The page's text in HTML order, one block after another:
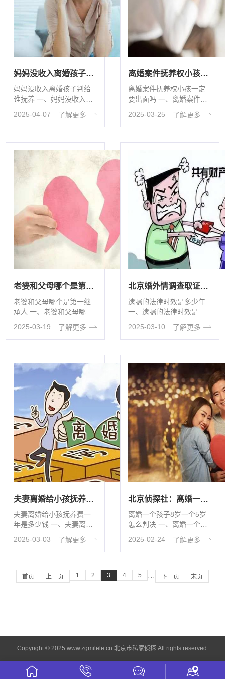
妈妈没收入离婚孩子判给谁抚养
妈妈没收入离婚孩子判给
谁抚养 一、妈妈没收入离
案子里，孩子抚养权怎···
2025-04-07 了解更多
离婚案件抚养权小孩一定要出面吗
离婚案件抚养权小孩一定
要出面吗 一、离婚案件抚
离婚案件中抚养权判定不
···
2025-03-25 了解更多
老婆和父母哪个是第一继承人
老婆和父母哪个是第一继
承人 一、老婆和父母哪个
这事儿里，配偶和父母那
···
2025-03-19 了解更多
北京婚外情调查取证：遗嘱的法律时效是多少年
遗嘱的法律时效是多少年
一、遗嘱的法律时效是多
通常为两年，自遗嘱人死
···
2025-03-10 了解更多
夫妻离婚给小孩抚养费一年是多少钱
夫妻离婚给小孩抚养费一
年是多少钱 一、夫妻离婚
钱 在夫妇离异之后，有关
···
2025-03-03 了解更多
北京侦探社：离婚一个孩子8岁一个5岁怎么判决
离婚一个孩子8岁一个5岁
怎么判决 一、离婚一个孩
岁的孩子那可是有着···
2025-02-24 了解更多
首页 上一页 1 2 3 4 5 ··· 下一页 末页
Copyright © 2025 www.zgmilele.cn 北京市私家侦探 All rights reserved.